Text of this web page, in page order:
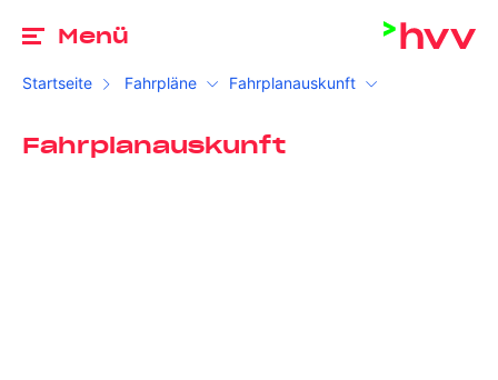
Menü
Startseite Fahrpläne Fahrplanauskunft
Fahrplanauskunft